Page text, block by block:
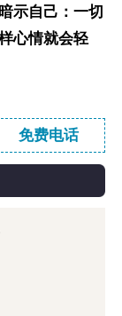
示自己：一切
心情就会轻
免费电话